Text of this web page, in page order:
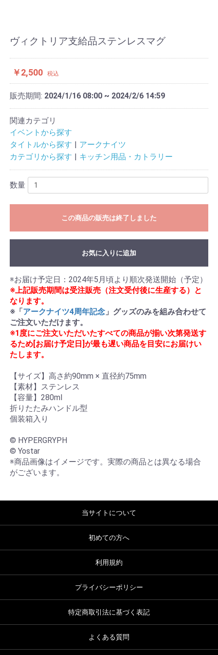
ヴィクトリア支給品ステンレスマグ
￥2,500 税込
販売期間: 2024/1/16 08:00 ~ 2024/2/6 14:59
関連カテゴリ
イベントから探す
タイトルから探す
アークナイツ
カテゴリから探す
キッチン用品・カトラリー
数量
この商品の販売は終了しました
お気に入りに追加
※上記販売期間は受注販売（注文受付後に生産する）と
なります。
※「アークナイツ4周年記念 」グッズのみを組み合わせて
ご注文いただけます。
※1度にご注文いただいたすべての商品が揃い次第発送す
るため[お届け予定日]が最も遅い商品を目安にお届けい
たします。
【サイズ】高さ約90mm × 直径約75mm
【素材】ステンレス
【容量】280ml
折りたたみハンドル型
個装箱入り
© HYPERGRYPH
© Yostar
※商品画像はイメージです。実際の商品とは異なる場合
がございます。
当サイトについて
初めての方へ
利用規約
プライバシーポリシー
特定商取引法に基づく表記
よくある質問